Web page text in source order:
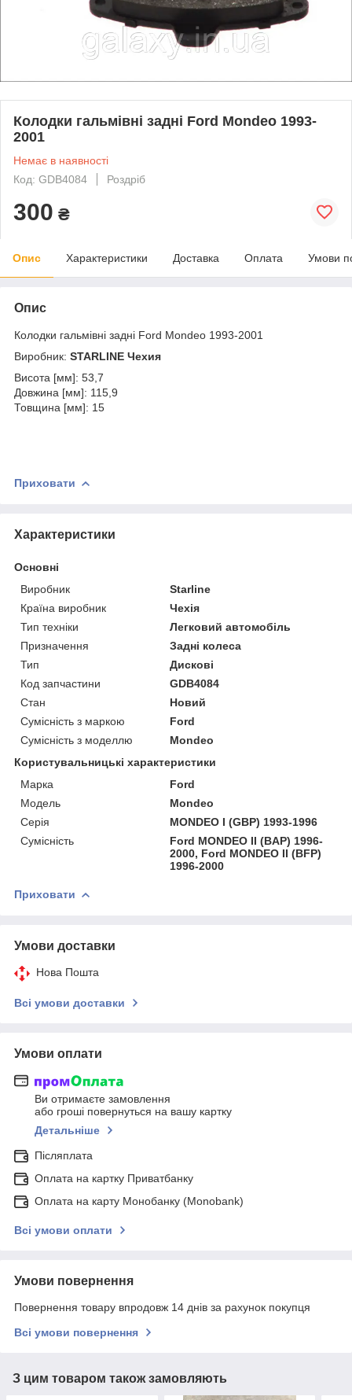
Колодки гальмівні задні Ford Mondeo 1993-
2001
Немає в наявності
Код: GDB4084
Роздріб
300 ₴
Опис Характеристики Доставка Оплата Умови
Опис
Колодки гальмівні задні Ford Mondeo 1993-2001
Виробник: STARLINE Чехия
Висота [мм]: 53,7
Довжина [мм]: 115,9
Товщина [мм]: 15
Приховати
Характеристики
Основні
Виробник
Starline
Країна виробник
Чехія
Тип техніки
Легковий автомобіль
Призначення
Задні колеса
Тип
Дискові
Код запчастини
GDB4084
Стан
Новий
Сумісність з маркою
Ford
Сумісність з моделлю
Mondeo
Користувальницькі характеристики
Марка
Ford
Модель
Mondeo
Серія
MONDEO I (GBP) 1993-1996
Сумісність
Ford MONDEO II (BAP) 1996-
2000, Ford MONDEO II (BFP)
1996-2000
Приховати
Умови доставки
Нова Пошта
Всі умови доставки
Умови оплати
Ви отримаєте замовлення
або гроші повернуться на вашу картку
Детальніше
Післяплата
Оплата на картку Приватбанку
Оплата на карту Монобанку (Monobank)
Всі умови оплати
Умови повернення
Повернення товару впродовж 14 днів за рахунок покупця
Всі умови повернення
З цим товаром також замовляють